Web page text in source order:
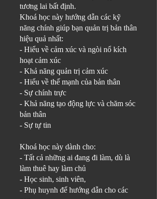
tương lai bất định.
Khoá học này hướng dẫn các kỹ
năng chính giúp bạn quản trị bản thân
hiệu quả nhất:
- Hiểu về cảm xúc và ngòi nổ kích
hoạt cảm xúc
- Khả năng quản trị cảm xúc
- Hiểu về thế mạnh của bản thân
- Sự chính trực
- Khả năng tạo động lực và chăm sóc
bản thân
- Sự tự tin
Khoá học này dành cho:
- Tất cả những ai đang đi làm, dù là
làm thuê hay làm chủ
- Học sinh, sinh viên,
- Phụ huynh để hướng dẫn cho các